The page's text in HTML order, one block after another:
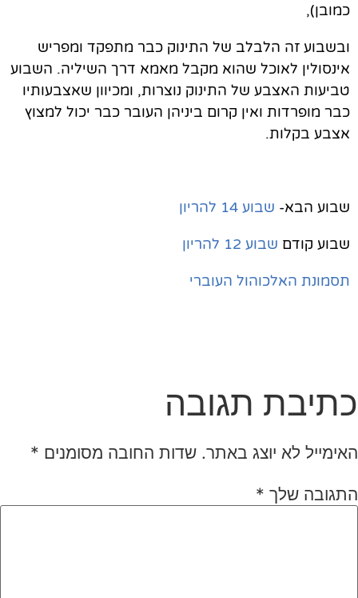
כמובן),
ובשבוע זה הלבלב של התינוק כבר מתפקד ומפריש
אינסולין לאוכל שהוא מקבל מאמא דרך השיליה. השבוע
טביעות האצבע של התינוק נוצרות, ומכיוון שאצבעותיו
כבר מופרדות ואין קרום ביניהן העובר כבר יכול למצוץ
אצבע בקלות.
שבוע הבא- שבוע 14 להריון
שבוע קודם שבוע 12 להריון
תסמונת האלכוהול העוברי
כתיבת תגובה
האימייל לא יוצג באתר. שדות החובה מסומנים *
התגובה שלך *